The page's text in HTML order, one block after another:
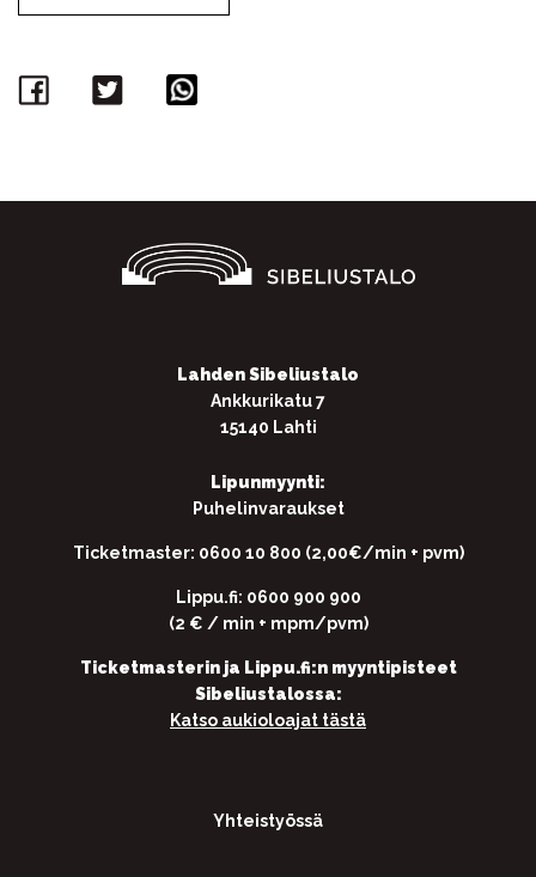
Facebook
Twitter
Lahden Sibeliustalo
Ankkurikatu 7
15140 Lahti
Lipunmyynti:
Puhelinvaraukset
Ticketmaster: 0600 10 800 (2,00€/min + pvm)
Lippu.fi: 0600 900 900
(2 € / min + mpm/pvm)
Ticketmasterin ja Lippu.fi:n myyntipisteet
Sibeliustalossa:
Katso aukioloajat tästä
Yhteistyössä